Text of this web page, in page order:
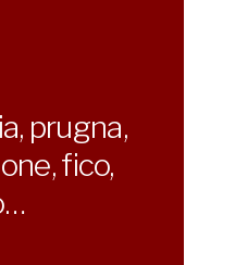
prugna,
fico,